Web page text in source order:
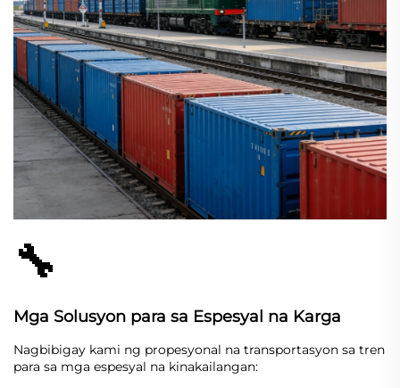
🔧
Mga Solusyon para sa Espesyal na Karga
Nagbibigay kami ng propesyonal na transportasyon sa tren
para sa mga espesyal na kinakailangan: